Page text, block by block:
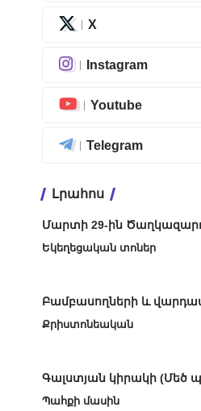
X
Instagram
Youtube
Telegram
Լրահոս
Մարտի 29-ին
Եկեղեցական տոներ
Բամբասողների և
Քրիստոնեական
Գալստյան կիրակի (Մեծ
Պահքի մասին